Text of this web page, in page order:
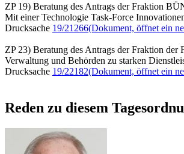
ZP 19) Beratung des Antrags der Fraktion
Mit einer Technologie Task-Force
Drucksache 19/21266(Dokument, öffnet ein
ZP 23) Beratung des Antrags der Fraktion der
Verwaltung und Behörden zu starken
Drucksache 19/22182(Dokument, öffnet ein
Reden zu diesem